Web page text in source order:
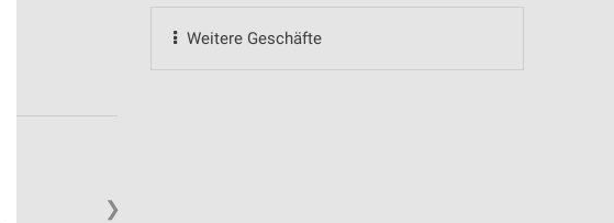
Weitere Geschäfte
❯